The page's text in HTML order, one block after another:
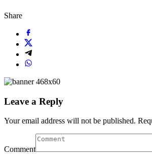
Share
Leave a Reply
Your email address will not be published.
Comment